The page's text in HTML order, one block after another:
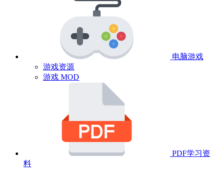
电脑游戏
游戏资源
游戏 MOD
PDF学习资
料